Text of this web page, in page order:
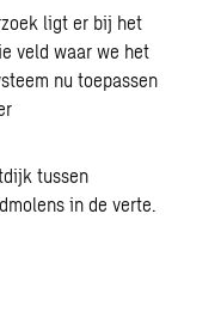
ligt er bij het
veld waar we het
nu toepassen